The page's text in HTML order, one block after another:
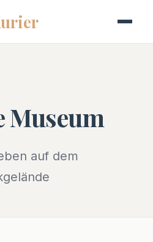
Museum
auf dem